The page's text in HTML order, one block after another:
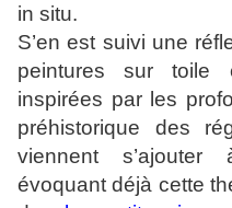
in situ.
S’en est suivi une
peintures sur toile
inspirées par les
préhistorique des
viennent
évoquant déjà cette